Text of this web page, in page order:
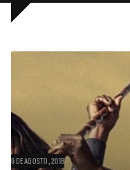
9 DE AGOSTO, 2018